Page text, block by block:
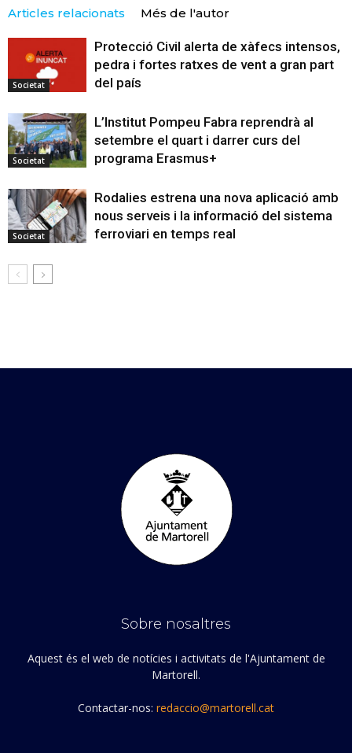
Articles relacionats Més de l'autor
Societat
Protecció Civil alerta de xàfecs intensos,
pedra i fortes ratxes de vent a gran part
del país
Societat
L’Institut Pompeu Fabra reprendrà al
setembre el quart i darrer curs del
programa Erasmus+
Societat
Rodalies estrena una nova aplicació amb
nous serveis i la informació del sistema
ferroviari en temps real
Sobre nosaltres
Aquest és el web de notícies i activitats de l'Ajuntament de
Martorell.
Contactar-nos: redaccio@martorell.cat